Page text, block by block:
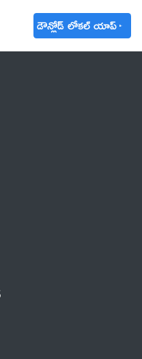
డౌన్లోడ్ లోకల్ యాప్